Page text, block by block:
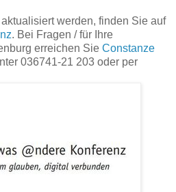
werden, finden Sie auf
. Bei Fragen / für Ihre
erreichen Sie Constanze
036741-21 203 oder per